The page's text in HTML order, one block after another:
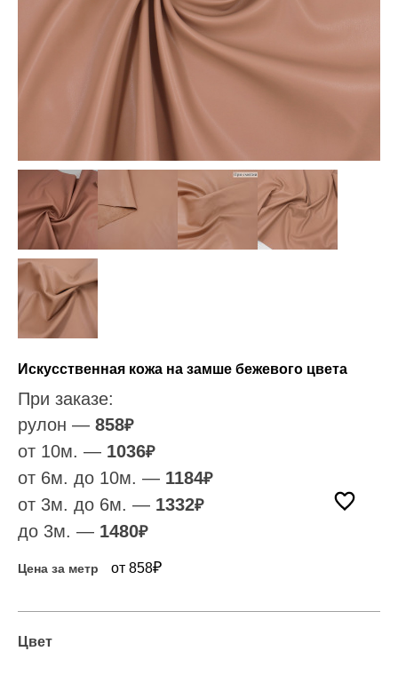
Искусственная кожа на замше бежевого цвета
При заказе:
рулон — 858₽
от 10м. — 1036₽
от 6м. до 10м. — 1184₽
от 3м. до 6м. — 1332₽
до 3м. — 1480₽
Цена за метр от 858₽
Цвет